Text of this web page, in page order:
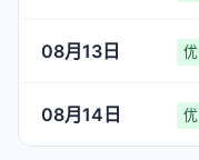
08月13日 优
08月14日 优